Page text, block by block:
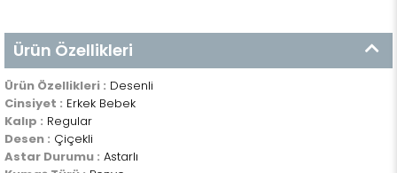
Ürün Özellikleri
Ürün Özellikleri : Desenli
Cinsiyet : Erkek Bebek
Kalıp : Regular
Desen : Çiçekli
Astar Durumu : Astarlı